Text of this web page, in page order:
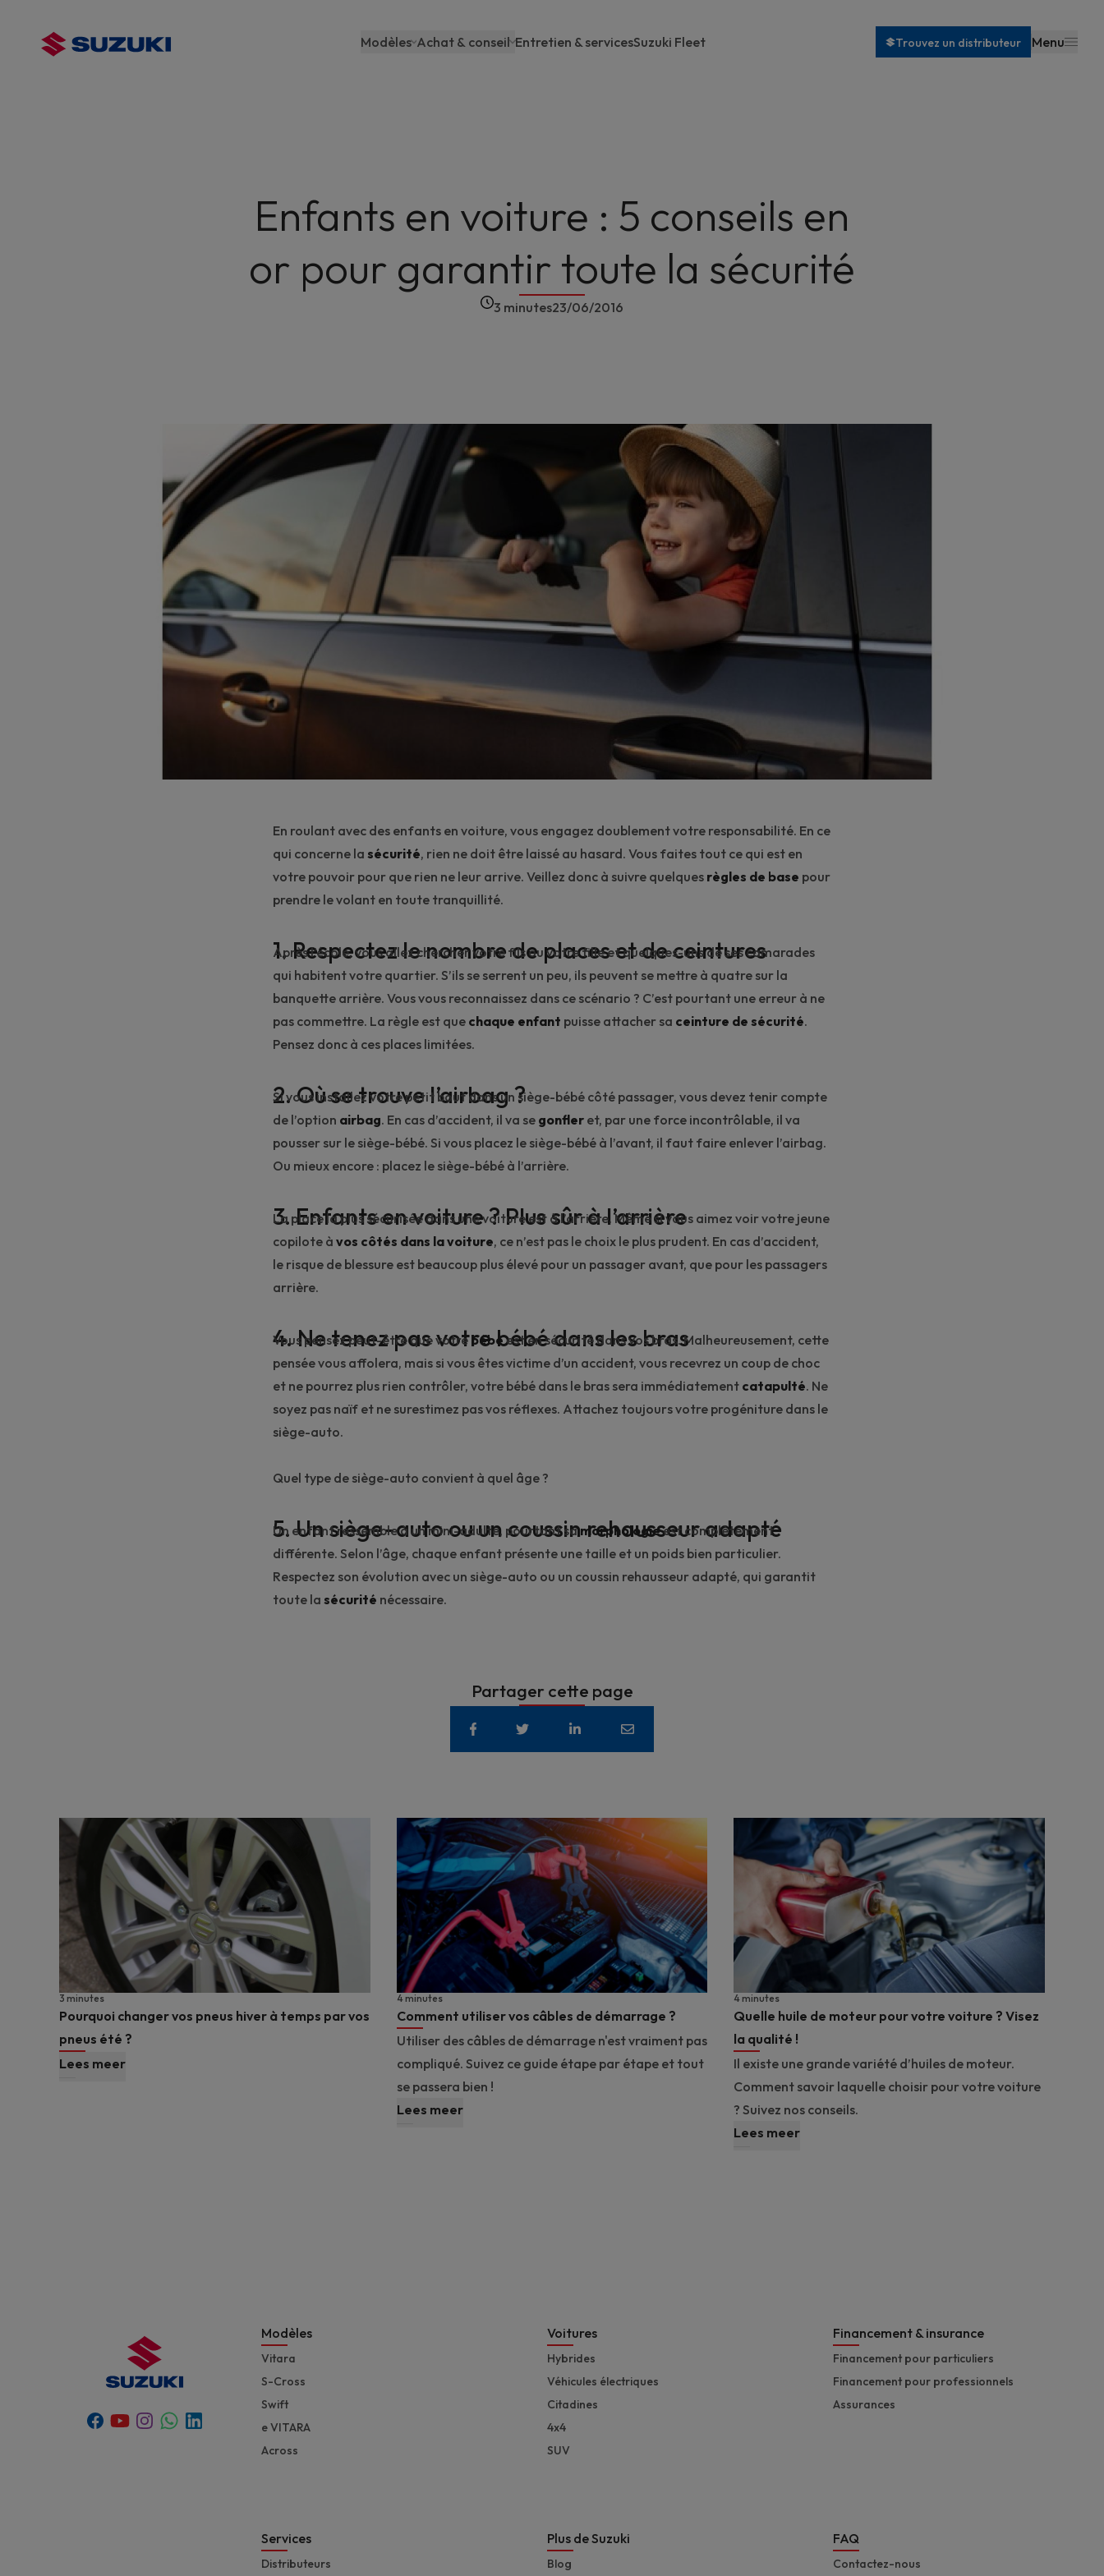
principal
Main
Modèles Achat & conseil Entretien & servicesSuzuki Fleet Trouvez un distributeur Menu
Enfants en voiture : 5 conseils en
or pour garantir toute la sécurité
3 minutes23/06/2016
En roulant avec des enfants en voiture, vous engagez doublement votre responsabilité. En ce
qui concerne la sécurité, rien ne doit être laissé au hasard. Vous faites tout ce qui est en
votre pouvoir pour que rien ne leur arrive. Veillez donc à suivre quelques règles de base pour
prendre le volant en toute tranquillité.
1. Respectez le nombre de places et de ceintures
Après l’école, vous allez chercher votre fils ou votre fille et quelques-uns de ses camarades
qui habitent votre quartier. S’ils se serrent un peu, ils peuvent se mettre à quatre sur la
banquette arrière. Vous vous reconnaissez dans ce scénario ? C’est pourtant une erreur à ne
pas commettre. La règle est que chaque enfant puisse attacher sa ceinture de sécurité.
Pensez donc à ces places limitées.
2. Où se trouve l’airbag ?
Si vous installez votre petit bout dans un siège-bébé côté passager, vous devez tenir compte
de l’option airbag. En cas d’accident, il va se gonfler et, par une force incontrôlable, il va
pousser sur le siège-bébé. Si vous placez le siège-bébé à l’avant, il faut faire enlever l’airbag.
Ou mieux encore : placez le siège-bébé à l’arrière.
3. Enfants en voiture ? Plus sûr à l’arrière
La place la plus sécurisée dans une voiture est à l’arrière. Même si vous aimez voir votre jeune
copilote à vos côtés dans la voiture, ce n’est pas le choix le plus prudent. En cas d’accident,
le risque de blessure est beaucoup plus élevé pour un passager avant, que pour les passagers
arrière.
4. Ne tenez pas votre bébé dans les bras
Vous pensez peut-être que votrebébéest en sécurité dans vos bras. Malheureusement, cette
pensée vous affolera, mais si vous êtes victime d’un accident, vous recevrez un coup de choc
et ne pourrez plus rien contrôler, votre bébé dans le bras sera immédiatement catapulté. Ne
soyez pas naïf et ne surestimez pas vos réflexes. Attachez toujours votre progéniture dans le
siège-auto.
Quel type de siège-auto convient à quel âge ?
5. Un siège-auto ou un coussin rehausseur adapté
Un enfant ressemble à un mini-adulte, pourtant samorphologieest complètement
différente. Selon l’âge, chaque enfant présente une taille et un poids bien particulier.
Respectez son évolution avec un siège-auto ou un coussin rehausseur adapté, qui garantit
toute la sécurité nécessaire.
Partager cette page
Pourquoi changer vos pneus hiver à temps par vos
pneus été ?
3 minutes
Lees meer
Comment utiliser vos câbles de démarrage ?
4 minutes
Utiliser des câbles de démarrage n'est vraiment pas
compliqué. Suivez ce guide étape par étape et tout
se passera bien !
Lees meer
Quelle huile de moteur pour votre voiture ? Visez
la qualité !
4 minutes
Il existe une grande variété d’huiles de moteur.
Comment savoir laquelle choisir pour votre voiture
? Suivez nos conseils.
Lees meer
Facebook
YoutubeInstagram
Whatsapp
Linkedin
Modèles
Vitara
S-Cross
Swift
e VITARA
Across
Voitures
Hybrides
Véhicules électriques
Citadines
4x4
SUV
Financement & insurance
Financement pour particuliers
Financement pour professionnels
Assurances
Services
Distributeurs
Plus de Suzuki
Blog
FAQ
Contactez-nous